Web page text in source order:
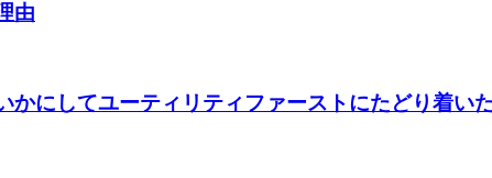
由
にしてユーティリティファーストにたどり着いた